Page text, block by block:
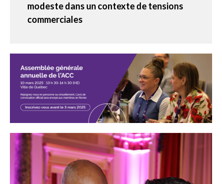
modeste dans un contexte de tensions
commerciales